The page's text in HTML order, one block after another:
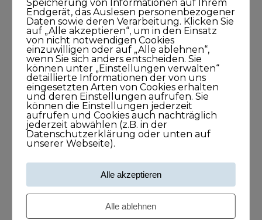
Newsletter
Meine Podcasts
Andreas Dämon ist der Geburtshelfer
für Lösungen
Speicherung von Informationen auf Ihrem
Endgerät, das Auslesen personenbezogener
Daten sowie deren Verarbeitung. Klicken Sie
auf „Alle akzeptieren“, um in den Einsatz
von nicht notwendigen Cookies
einzuwilligen oder auf „Alle ablehnen“,
wenn Sie sich anders entscheiden. Sie
können unter „Einstellungen verwalten“
detaillierte Informationen der von uns
eingesetzten Arten von Cookies erhalten
und deren Einstellungen aufrufen. Sie
können die Einstellungen jederzeit
aufrufen und Cookies auch nachträglich
jederzeit abwählen (z.B. in der
Datenschutzerklärung oder unten auf
unserer Webseite).
Alle akzeptieren
Alle ablehnen